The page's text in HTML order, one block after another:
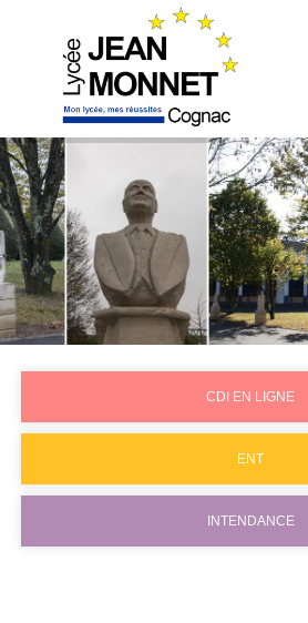
CDI EN LIGNE
ENT
INTENDANCE